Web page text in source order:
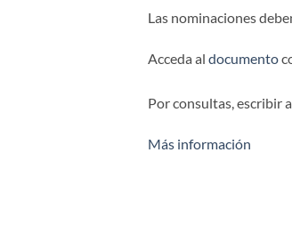
Las nominaciones
Acceda aldocumento
Por consultas, escribir
Más información